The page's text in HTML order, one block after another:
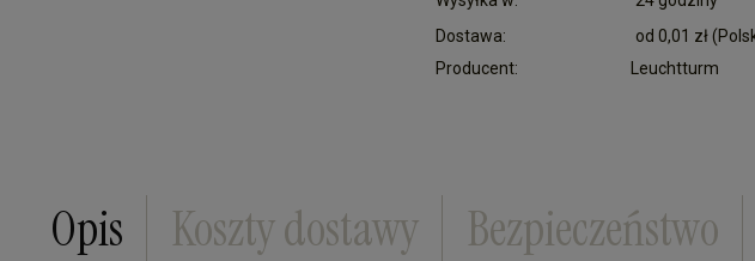
Dostawa:
od 0,01 zł
Producent: Leuchtturm
Opis Koszty dostawy Bezpieczeństwo